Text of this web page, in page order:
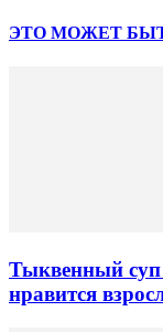
ЭТО МОЖЕТ
Тыквенный
нравится